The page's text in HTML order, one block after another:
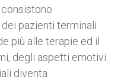
dei pazienti terminali
più alle terapie ed il
degli aspetti emotivi
diventa